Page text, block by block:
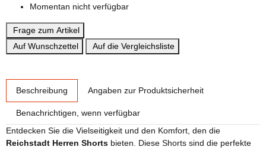
Momentan nicht verfügbar
Frage zum Artikel
Auf Wunschzettel
Auf die Vergleichsliste
Beschreibung Angaben zur Produktsicherheit
Benachrichtigen, wenn verfügbar
Entdecken Sie die Vielseitigkeit und den Komfort, den die
Reichstadt Herren Shorts bieten. Diese Shorts sind die perfekte